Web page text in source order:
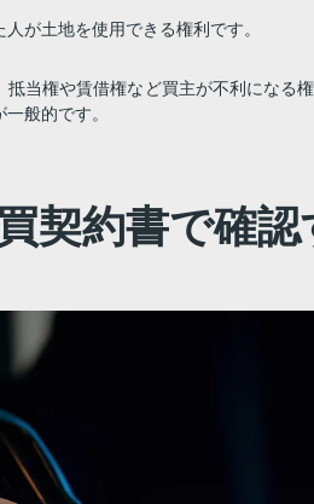
が土地を使用できる権利です。
抵当権や賃借権など買主が不利になる
般的です。
契約書で確